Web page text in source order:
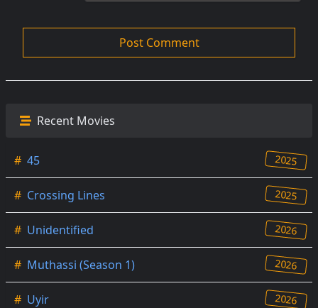
Recent Movies
# 45 2025
# Crossing Lines 2025
# Unidentified 2026
# Muthassi (Season 1) 2026
# Uyir 2026